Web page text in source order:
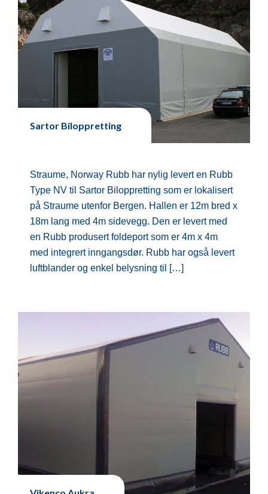
Sartor Biloppretting
Straume, Norway Rubb har nylig levert en Rubb
Type NV til Sartor Biloppretting som er lokalisert
på Straume utenfor Bergen. Hallen er 12m bred x
18m lang med 4m sidevegg. Den er levert med
en Rubb produsert foldeport som er 4m x 4m
med integrert inngangsdør. Rubb har også levert
luftblander og enkel belysning til […]